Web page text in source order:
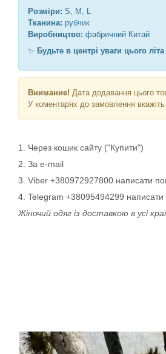
Розміри: S, M, L
Тканина: рубчик
Виробництво: фабричний Китай
✨ Будьте в центрі уваги цього
Внимание! Дата додавання цього
У коментарях до замовлення вкажіть
1. Через кошик сайту ("Купити")
2. За e-mail
3. Viber +380972927800 написати
4. Telegram +38095494299 написати
Жіночий одяг із доставкою в усі